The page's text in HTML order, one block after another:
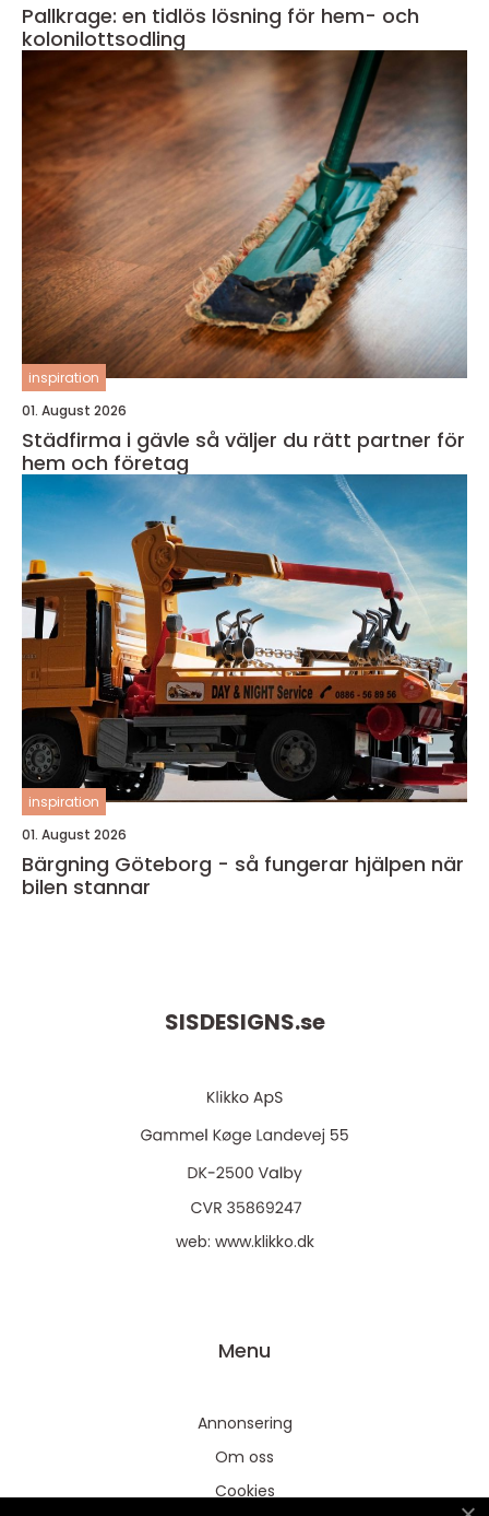
Pallkrage: en tidlös lösning för hem- och
kolonilottsodling
inspiration
01. August 2026
Städfirma i gävle så väljer du rätt partner för
hem och företag
inspiration
01. August 2026
Bärgning Göteborg - så fungerar hjälpen när
bilen stannar
SISDESIGNS.se
web: www.klikko.dk
Menu
Annonsering
Om oss
Cookies